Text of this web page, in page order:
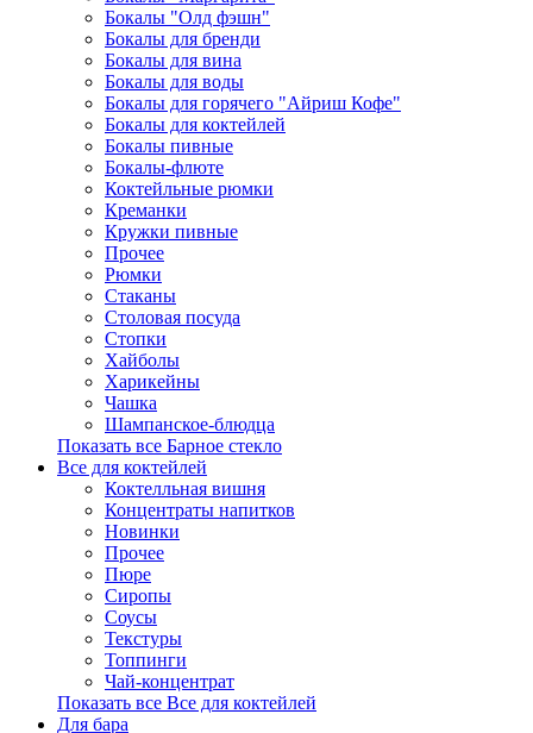
Бокалы "Олд фэшн"
Бокалы для бренди
Бокалы для вина
Бокалы для воды
Бокалы для горячего "Айриш Кофе"
Бокалы для коктейлей
Бокалы пивные
Бокалы-флюте
Коктейльные рюмки
Креманки
Кружки пивные
Прочее
Рюмки
Стаканы
Столовая посуда
Стопки
Хайболы
Харикейны
Чашка
Шампанское-блюдца
Показать все Барное стекло
Все для коктейлей
Коктелльная вишня
Концентраты напитков
Новинки
Прочее
Пюре
Сиропы
Соусы
Текстуры
Топпинги
Чай-концентрат
Показать все Все для коктейлей
Для бара